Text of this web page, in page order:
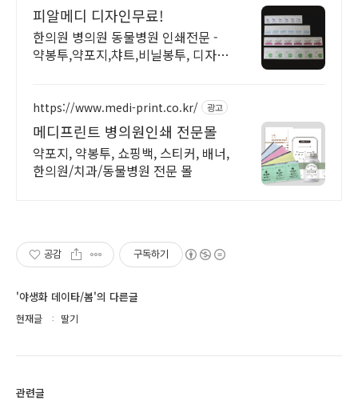
피알메디 디자인무료!
한의원 병의원 동물병원 인쇄전문 -
약봉투,약포지,챠트,비닐봉투, 디자인
https://www.medi-print.co.kr/ 광고
메디프린트 병의원인쇄 전문몰
약포지, 약봉투, 쇼핑백, 스티커, 배너,
한의원/치과/동물병원 전문 몰
공감 구독하기
'야생화 데이타/봄'의 다른글
현재글 딸기
관련글